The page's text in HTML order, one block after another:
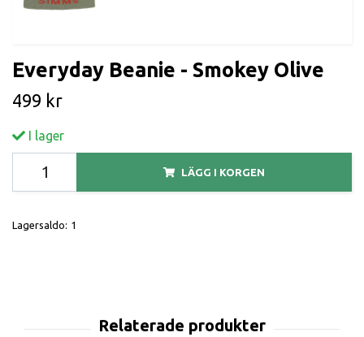
Everyday Beanie - Smokey Olive
499 kr
I lager
LÄGG I KORGEN
Lagersaldo: 1